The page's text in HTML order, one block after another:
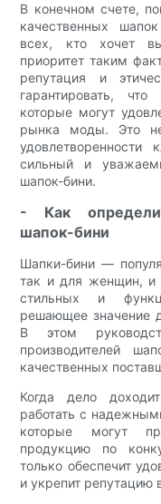
В конечном счете,
качественных
всех, кто хочет
приоритет таким
репутация и
гарантировать,
которые могут
рынка моды. Это
удовлетворенности
сильный и
шапок-бини.
- Как
шапок-бини
Шапки-бини —
так и для женщин, и
стильных и
решающее значение
В этом
производителей
качественных
Когда дело
работать с
которые могут
продукцию по
только обеспечит
и укрепит репутацию